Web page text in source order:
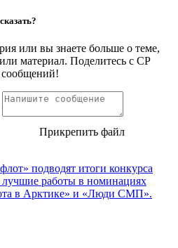
или вы знаете больше о теме,
материал. Поделитесь с СР
Прикрепить файл
подводят итоги конкурса
лучшие работы в номинациях
в Арктике» и «Люди СМП».